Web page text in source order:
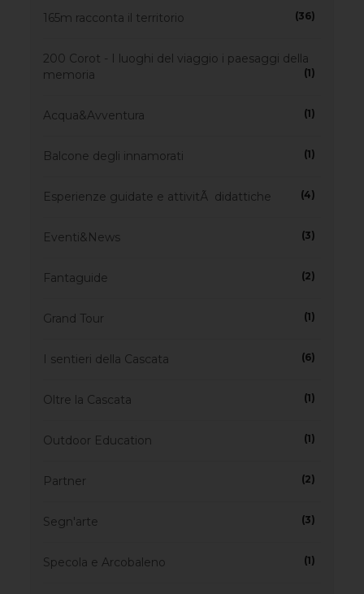
165m racconta il territorio (36)
200 Corot - I luoghi del viaggio i paesaggi della
memoria
(1)
Acqua&Avventura (1)
Balcone degli innamorati (1)
Esperienze guidate e attivitÃ didattiche (4)
Eventi&News (3)
Fantaguide (2)
Grand Tour (1)
I sentieri della Cascata (6)
Oltre la Cascata (1)
Outdoor Education (1)
Partner (2)
Segn'arte (3)
Specola e Arcobaleno (1)